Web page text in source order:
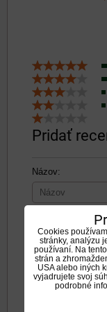
Pridať
Názov:
Recenzia:
Cookies
stránky, analýzu
používaní. Na
strán a
USA alebo iných
vyjadrujete svoj
podrobné